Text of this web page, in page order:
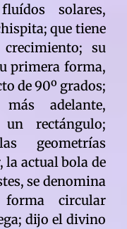
solares,
que tiene
su
primera forma,
de 90º grados;
adelante,
rectángulo;
geometrías
la actual bola de
se denomina
circular
dijo el divino